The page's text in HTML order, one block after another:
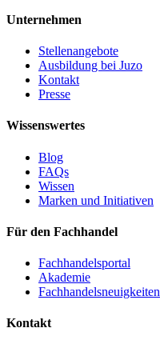
Unternehmen
Stellenangebote
Ausbildung bei Juzo
Kontakt
Presse
Wissenswertes
Blog
FAQs
Wissen
Marken und Initiativen
Für den Fachhandel
Fachhandelsportal
Akademie
Fachhandelsneuigkeiten
Kontakt